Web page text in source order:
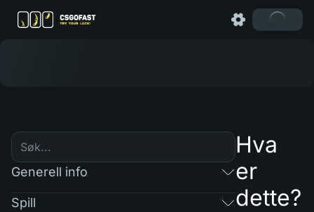
Generell info
Spill
Hva
er
dette?